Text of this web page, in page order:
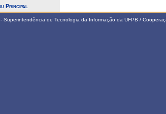
Principal
Superintendência de Tecnologia da Informação da UFPB /